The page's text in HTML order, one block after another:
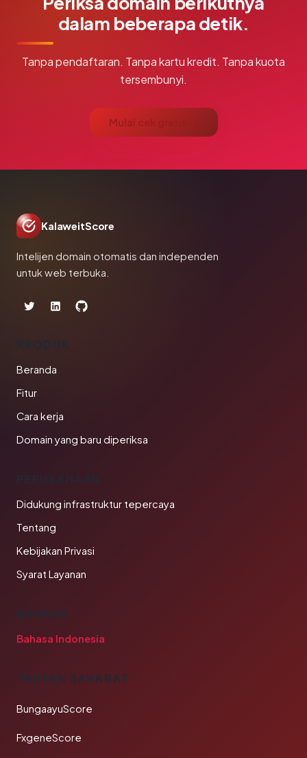
dalam beberapa detik.
Tanpa pendaftaran. Tanpa kartu kredit. Tanpa kuota
tersembunyi.
Mulai cek gratis →
KalaweitScore
Intelijen domain otomatis dan independen
untuk web terbuka.
PRODUK
Beranda
Fitur
Cara kerja
Domain yang baru diperiksa
PERUSAHAAN
Didukung infrastruktur tepercaya
Tentang
Kebijakan Privasi
Syarat Layanan
BAHASA
Bahasa Indonesia
TAUTAN SAHABAT
BungaayuScore
FxgeneScore